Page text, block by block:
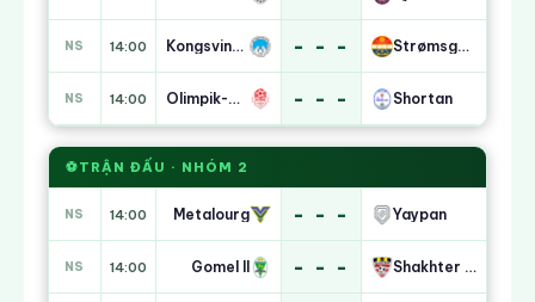
NS 14:00 Kongsvinger II - - - Strømsgodset II
NS 14:00 Olimpik-Mobiuz - - - Shortan
⚽TRẬN ĐẤU · NHÓM 2
NS 14:00 Metalourg - - - Yaypan
NS 14:00 Gomel II - - - Shakhter Soligorsk